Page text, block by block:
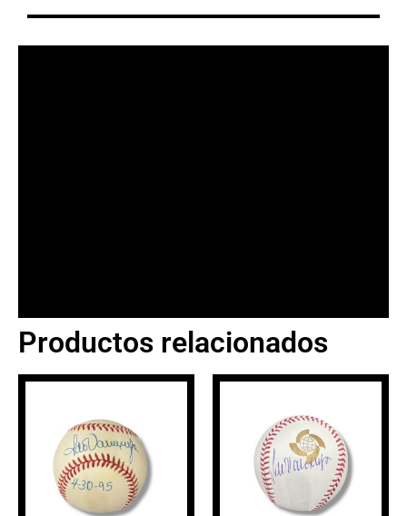
BANNER CON
PROMOCIONES 1
Productos relacionados